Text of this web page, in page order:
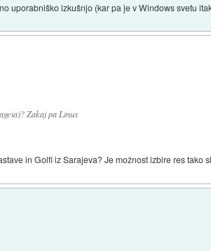
uporabniško izkušnjo (kar pa je v Windows svetu
Zakaj pa Linux
in Golfi iz Sarajeva? Je možnost izbire res tako